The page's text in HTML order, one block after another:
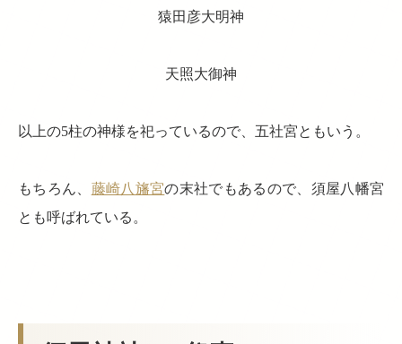
猿田彦大明神
天照大御神
以上の5柱の神様を祀っているので、五社宮ともいう。
もちろん、 藤崎八旛宮の末社でもあるので、須屋八幡宮
とも呼ばれている。